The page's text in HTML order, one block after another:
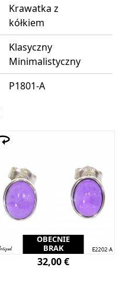
Krawatka z
kółkiem
Klasyczny
Minimalistyczny
P1801-A
OBECNIE
BRAK
32,00 €